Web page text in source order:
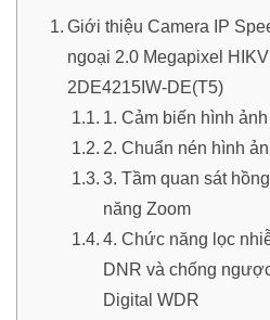
Giới thiệu Camera IP
ngoại 2.0 Megapixel
2DE4215IW-DE(T5)
1. Cảm biến hình
2. Chuẩn nén hình
3. Tầm quan sát
năng Zoom
4. Chức năng lọc
DNR và chống
Digital WDR